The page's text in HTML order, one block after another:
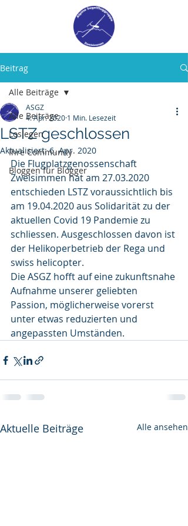
Beitrag
Alle Beiträge
Loslegen
Ihre Community
Bloggen für Blogger
Alle Beiträge
LSTZ geschlossen
ASGZ
4. Apr. 2020 1 Min. Lesezeit
Aktualisiert:6. Apr. 2020
Die Flugplatzgenossenschaft
Zweisimmen hat am 27.03.2020
entschieden LSTZ voraussichtlich bis
am 19.04.2020 aus Solidarität zu der
aktuellen Covid 19 Pandemie zu
schliessen. Ausgeschlossen davon ist
der Helikoperbetrieb der Rega und
swiss helicopter.
Die ASGZ hofft auf eine zukunftsnahe
Aufnahme unserer geliebten
Passion, möglicherweise vorerst
unter etwas reduzierten und
angepassten Umständen.
Aktuelle Beiträge Alle ansehen